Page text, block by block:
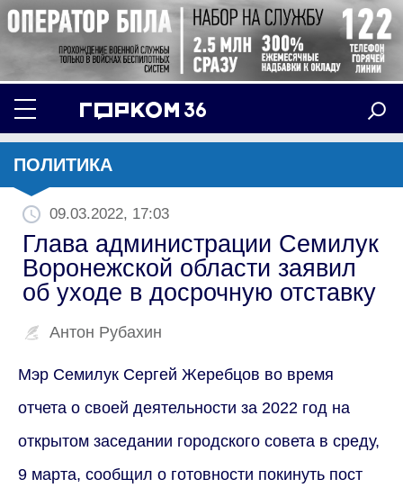
ПОЛИТИКА
09.03.2022, 17:03
Глава администрации Семилук
Воронежской области заявил
об уходе в досрочную отставку
Антон Рубахин
Мэр Семилук Сергей Жеребцов во время
отчета о своей деятельности за 2022 год на
открытом заседании городского совета в среду,
9 марта, сообщил о готовности покинуть пост